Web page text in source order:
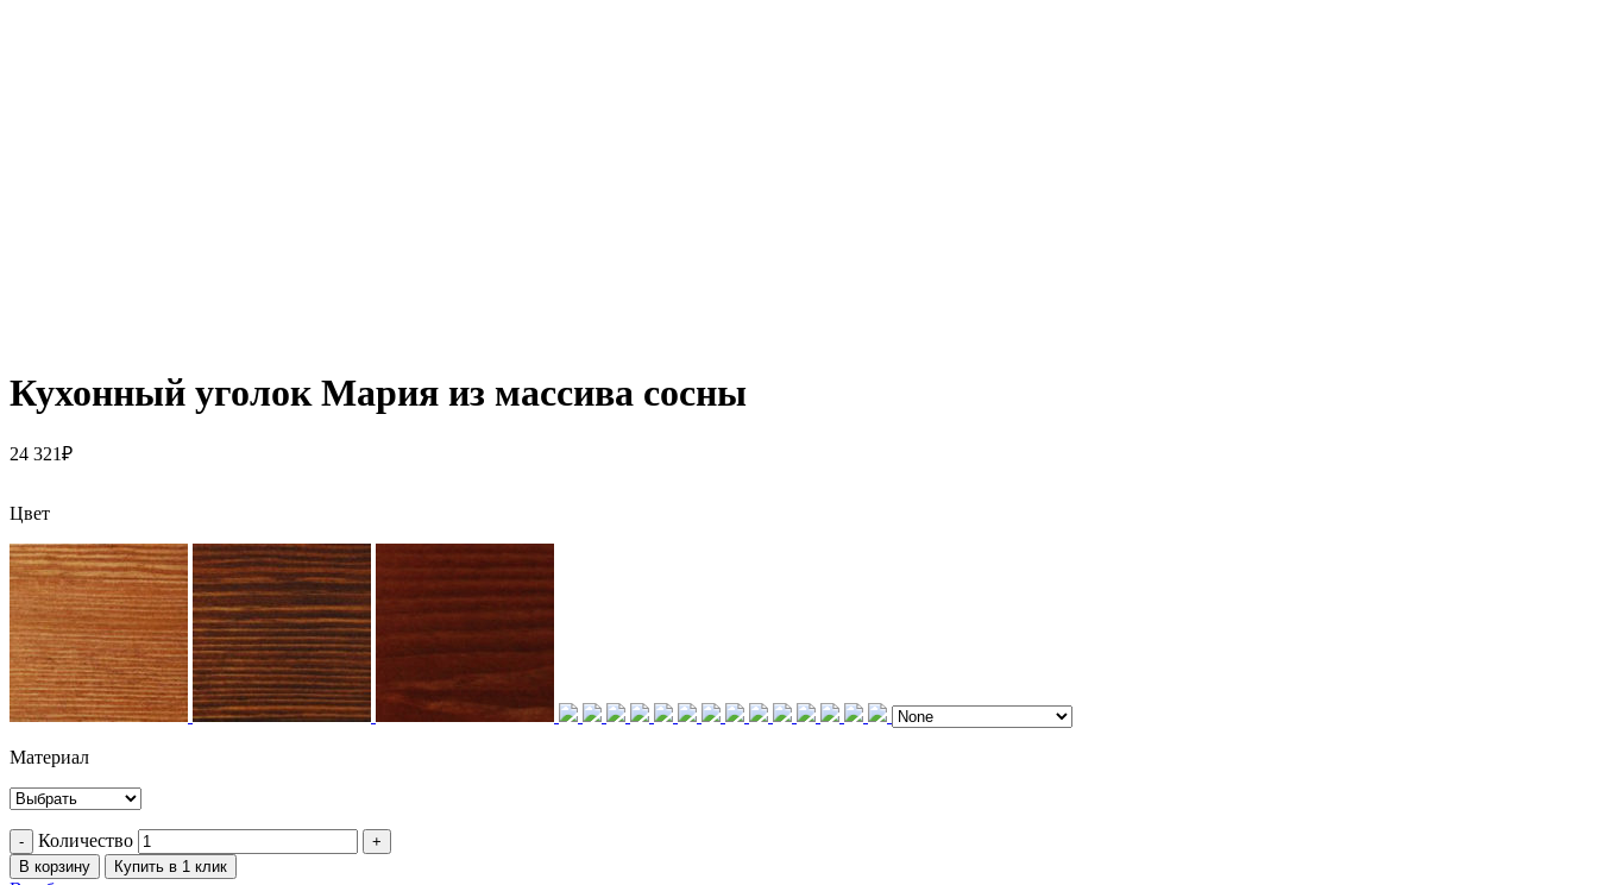
Кухонный уголок Мария из массива сосны
24 321₽
Цвет
Материал
Количество
В корзину Купить в 1 клик